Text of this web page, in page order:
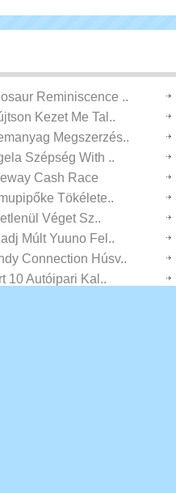
Reminiscence ..
Kezet Me Tal..
Megszerzés..
Szépség With ..
Cash Race
Tökélete..
Véget Sz..
Múlt Yuuno Fel..
Connection Húsv..
10 Autóipari Kal..